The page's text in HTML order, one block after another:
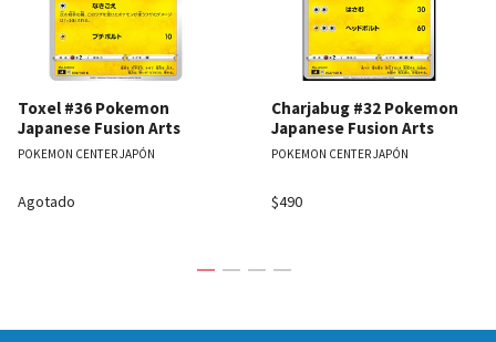
Toxel #36 Pokemon
Japanese Fusion Arts
POKEMON CENTER JAPÓN
Agotado
Charjabug #32 Pokemon
Japanese Fusion Arts
POKEMON CENTER JAPÓN
$490